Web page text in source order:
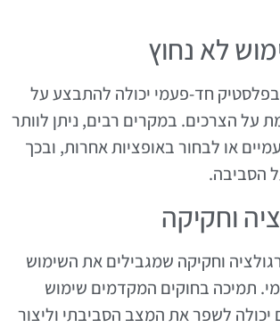
לא נחוץ
חד-פעמי יכולה להתבצע על
על הצרכים. במקרים רבים, ניתן לוותר
או לבחור באופציות אחרות, ובכך
הסביבה.
וחקיקה
וחקיקה שמגבילים את השימוש
תמיכה בחוקים המקדמים שימוש
יכולה לשפר את המצב הסביבתי וליצור